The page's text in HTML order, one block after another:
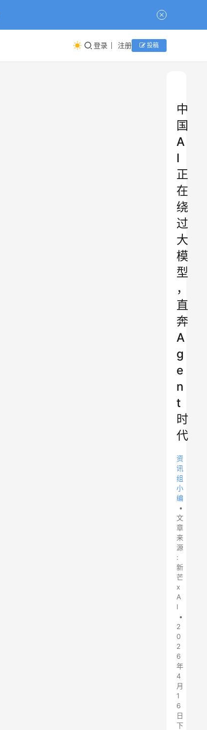
登录 注册 投稿
中
国
A
I
正
在
绕
过
大
模
型
，
直
奔
A
g
e
n
t
时
代
资
讯
组
小
编
•
文
章
来
源
:
新
芒
x
A
I
•
2
0
2
6
年
4
月
1
6
日
下